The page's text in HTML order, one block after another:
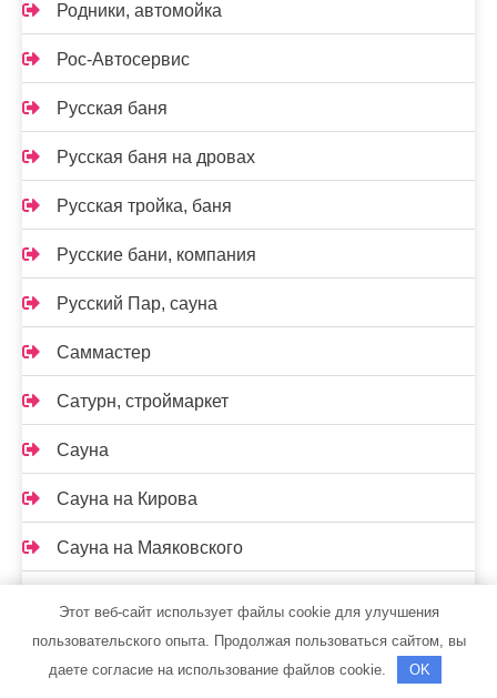
Родники, автомойка
Рос-Автосервис
Русская баня
Русская баня на дровах
Русская тройка, баня
Русские бани, компания
Русский Пар, сауна
Саммастер
Сатурн, строймаркет
Сауна
Сауна на Кирова
Сауна на Маяковского
Сафари, гостиница
Этот веб-сайт использует файлы cookie для улучшения
пользовательского опыта. Продолжая пользоваться сайтом, вы
даете согласие на использование файлов cookie.
OK